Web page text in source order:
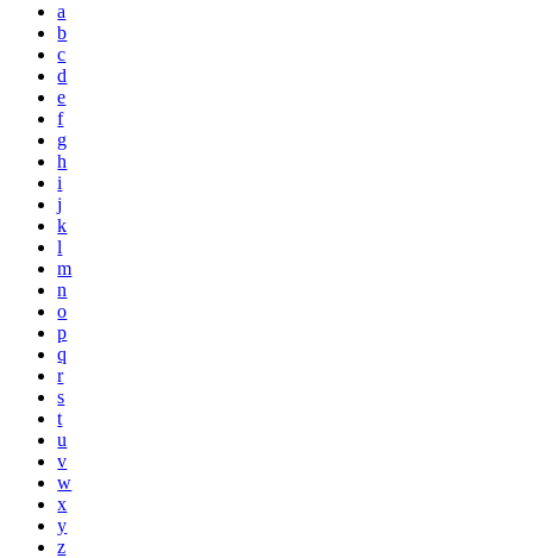
a
b
c
d
e
f
g
h
i
j
k
l
m
n
o
p
q
r
s
t
u
v
w
x
y
z